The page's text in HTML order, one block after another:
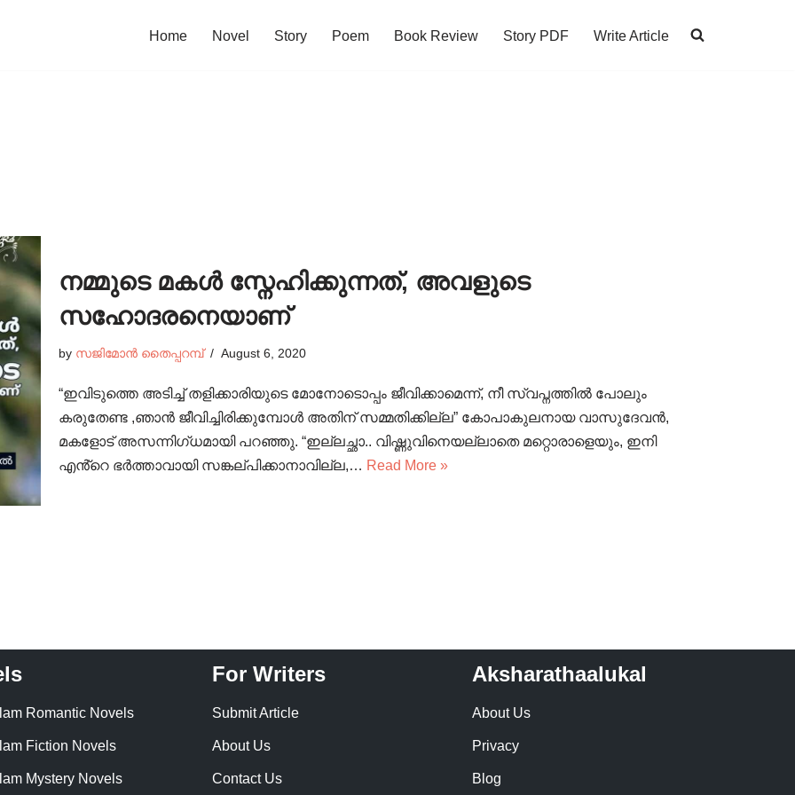
Home Novel Story Poem Book Review Story PDF Write Article
നമ്മുടെ മകൾ സ്നേഹിക്കുന്നത്, അവളുടെ
സഹോദരനെയാണ്
by സജിമോൻ തൈപ്പറമ്പ് August 6, 2020
“ഇവിടുത്തെ അടിച്ച് തളിക്കാരിയുടെ മോനോടൊപ്പം ജീവിക്കാമെന്ന്, നീ സ്വപ്നത്തിൽ പോലും
കരുതേണ്ട ,ഞാൻ ജീവിച്ചിരിക്കുമ്പോൾ അതിന് സമ്മതിക്കില്ല” കോപാകുലനായ വാസുദേവൻ,
മകളോട് അസന്നിഗ്ധമായി പറഞ്ഞു. “ഇല്ലച്ഛാ.. വിഷ്ണുവിനെയല്ലാതെ മറ്റൊരാളെയും, ഇനി
എൻ്റെ ഭർത്താവായി സങ്കല്പിക്കാനാവില്ല,… Read More »
Romantic Novels
Fiction Novels
Mystery Novels
For Writers
Submit Article
About Us
Contact Us
Aksharathaalukal
About Us
Privacy
Blog